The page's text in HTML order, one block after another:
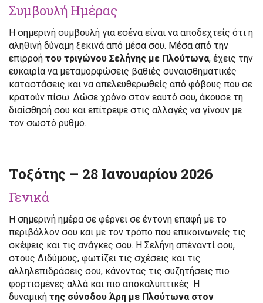
Συμβουλή Ημέρας
Η σημερινή συμβουλή για εσένα είναι να αποδεχτείς ότι η
αληθινή δύναμη ξεκινά από μέσα σου. Μέσα από την
επιρροή του τριγώνου Σελήνης με Πλούτωνα, έχεις την
ευκαιρία να μεταμορφώσεις βαθιές συναισθηματικές
καταστάσεις και να απελευθερωθείς από φόβους που σε
κρατούν πίσω. Δώσε χρόνο στον εαυτό σου, άκουσε τη
διαίσθησή σου και επίτρεψε στις αλλαγές να γίνουν με
τον σωστό ρυθμό.
Τοξότης – 28 Ιανουαρίου 2026
Γενικά
Η σημερινή ημέρα σε φέρνει σε έντονη επαφή με το
περιβάλλον σου και με τον τρόπο που επικοινωνείς τις
σκέψεις και τις ανάγκες σου. Η Σελήνη απέναντί σου,
στους Διδύμους, φωτίζει τις σχέσεις και τις
αλληλεπιδράσεις σου, κάνοντας τις συζητήσεις πιο
φορτισμένες αλλά και πιο αποκαλυπτικές. Η
δυναμική της σύνοδου Άρη με Πλούτωνα στον